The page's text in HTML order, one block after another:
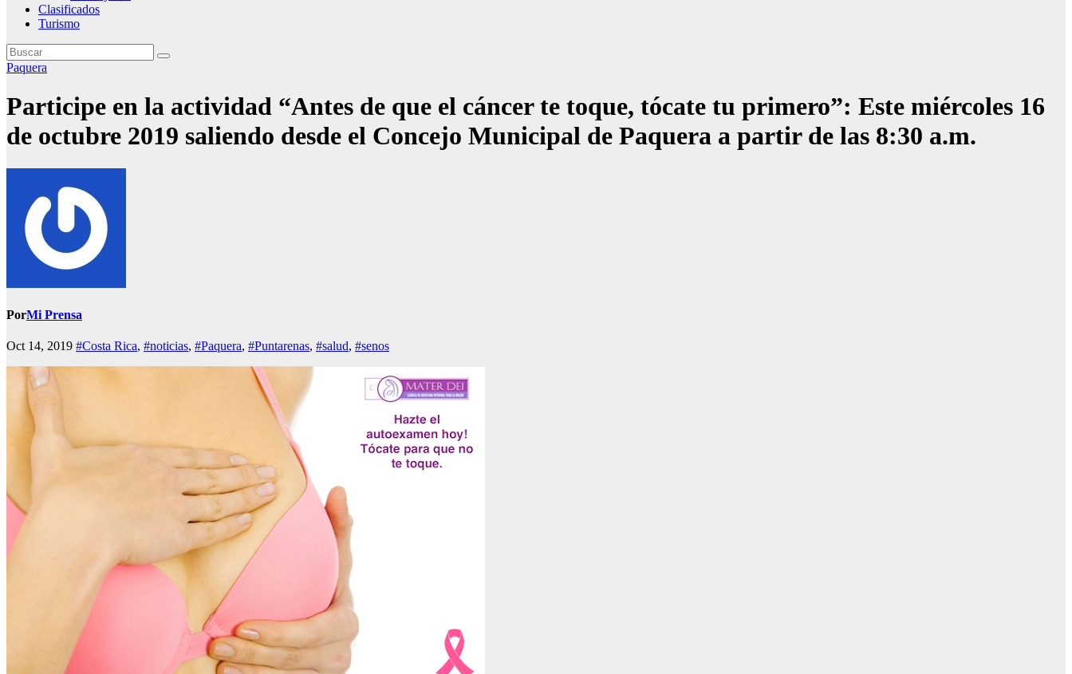
Clasificados
Turismo
Paquera
Participe en la actividad “Antes de que el cáncer te toque, tócate tu primero”: Este miércoles 16
de octubre 2019 saliendo desde el Concejo Municipal de Paquera a partir de las 8:30 a.m.
PorMi Prensa
Oct 14, 2019 #Costa Rica, #noticias, #Paquera, #Puntarenas, #salud, #senos